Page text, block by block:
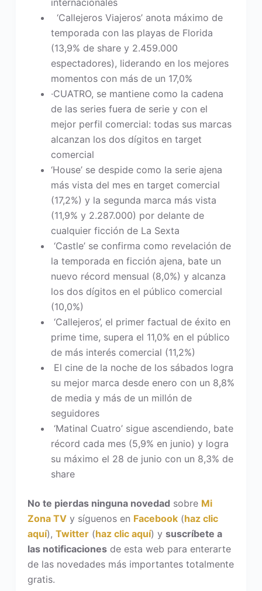
internacionales
‘Callejeros Viajeros’ anota máximo de
temporada con las playas de Florida
(13,9% de share y 2.459.000
espectadores), liderando en los mejores
momentos con más de un 17,0%
·CUATRO, se mantiene como la cadena
de las series fuera de serie y con el
mejor perfil comercial: todas sus marcas
alcanzan los dos dígitos en target
comercial
‘House’ se despide como la serie ajena
más vista del mes en target comercial
(17,2%) y la segunda marca más vista
(11,9% y 2.287.000) por delante de
cualquier ficción de La Sexta
‘Castle’ se confirma como revelación de
la temporada en ficción ajena, bate un
nuevo récord mensual (8,0%) y alcanza
los dos dígitos en el público comercial
(10,0%)
‘Callejeros’, el primer factual de éxito en
prime time, supera el 11,0% en el público
de más interés comercial (11,2%)
El cine de la noche de los sábados logra
su mejor marca desde enero con un 8,8%
de media y más de un millón de
seguidores
‘Matinal Cuatro’ sigue ascendiendo, bate
récord cada mes (5,9% en junio) y logra
su máximo el 28 de junio con un 8,3% de
share
No te pierdas ninguna novedad sobre Mi
Zona TVy síguenos en Facebook(haz clic
aquí), Twitter(haz clic aquí) y suscríbete a
las notificacionesde esta web para enterarte
de las novedades más importantes totalmente
gratis.